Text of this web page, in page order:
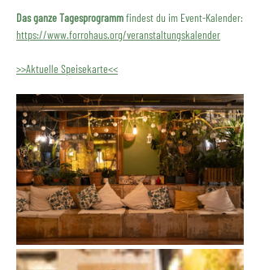
Das ganze Tagesprogramm findest du im Event-Kalender:
https://www.forrohaus.org/veranstaltungskalender
>>Aktuelle Speisekarte<<